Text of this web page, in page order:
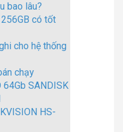
bao lâu?
có tốt
cho hệ thống
chạy
SANDISK
HS-